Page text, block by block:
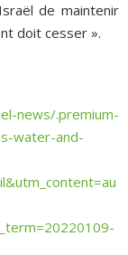
de maintenir
doit cesser ».
news/.premium-
water-and-